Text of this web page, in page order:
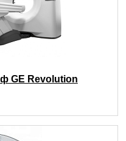
GE Revolution